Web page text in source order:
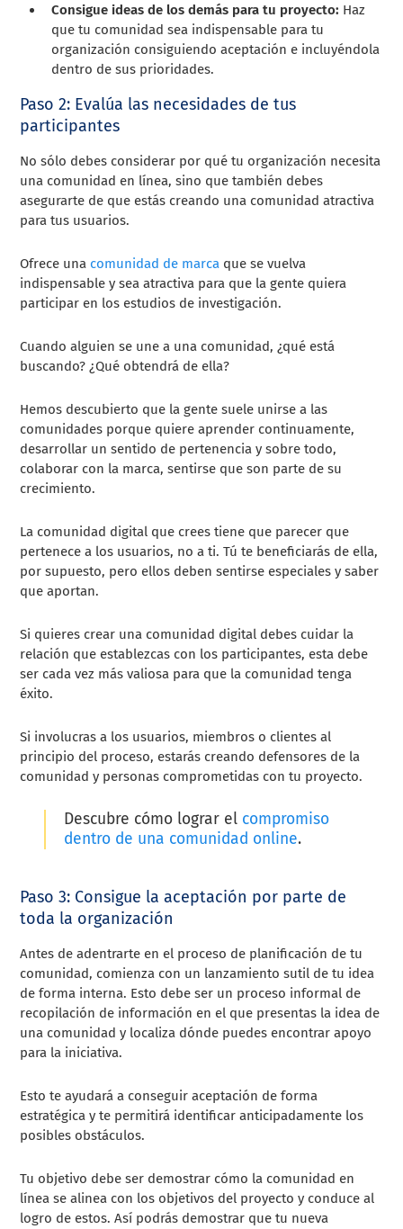
Consigue ideas de los demás para tu proyecto: Haz
que tu comunidad sea indispensable para tu
organización consiguiendo aceptación e incluyéndola
dentro de sus prioridades.
Paso 2: Evalúa las necesidades de tus
participantes
No sólo debes considerar por qué tu organización necesita
una comunidad en línea, sino que también debes
asegurarte de que estás creando una comunidad atractiva
para tus usuarios.
Ofrece una comunidad de marca que se vuelva
indispensable y sea atractiva para que la gente quiera
participar en los estudios de investigación.
Cuando alguien se une a una comunidad, ¿qué está
buscando? ¿Qué obtendrá de ella?
Hemos descubierto que la gente suele unirse a las
comunidades porque quiere aprender continuamente,
desarrollar un sentido de pertenencia y sobre todo,
colaborar con la marca, sentirse que son parte de su
crecimiento.
La comunidad digital que crees tiene que parecer que
pertenece a los usuarios, no a ti. Tú te beneficiarás de ella,
por supuesto, pero ellos deben sentirse especiales y saber
que aportan.
Si quieres crear una comunidad digital debes cuidar la
relación que establezcas con los participantes, esta debe
ser cada vez más valiosa para que la comunidad tenga
éxito.
Si involucras a los usuarios, miembros o clientes al
principio del proceso, estarás creando defensores de la
comunidad y personas comprometidas con tu proyecto.
Descubre cómo lograr el compromiso
dentro de una comunidad online.
Paso 3: Consigue la aceptación por parte de
toda la organización
Antes de adentrarte en el proceso de planificación de tu
comunidad, comienza con un lanzamiento sutil de tu idea
de forma interna. Esto debe ser un proceso informal de
recopilación de información en el que presentas la idea de
una comunidad y localiza dónde puedes encontrar apoyo
para la iniciativa.
Esto te ayudará a conseguir aceptación de forma
estratégica y te permitirá identificar anticipadamente los
posibles obstáculos.
Tu objetivo debe ser demostrar cómo la comunidad en
línea se alinea con los objetivos del proyecto y conduce al
logro de estos. Así podrás demostrar que tu nueva